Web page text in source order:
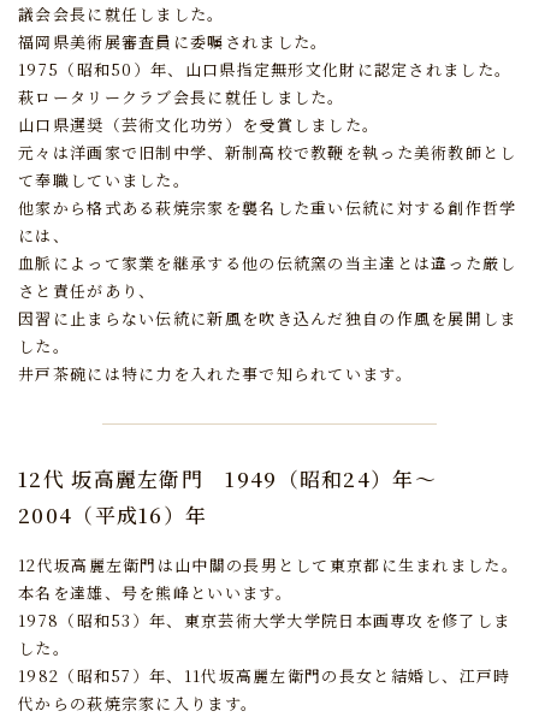
議会会長に就任しました。
福岡県美術展審査員に委嘱されました。
1975（昭和50）年、山口県指定無形文化財に認定されました。
萩ロータリークラブ会長に就任しました。
山口県選奨（芸術文化功労）を受賞しました。
元々は洋画家で旧制中学、新制高校で教鞭を執った美術教師とし
て奉職していました。
他家から格式ある萩焼宗家を襲名した重い伝統に対する創作哲学
には、
血脈によって家業を継承する他の伝統窯の当主達とは違った厳し
さと責任があり、
因習に止まらない伝統に新風を吹き込んだ独自の作風を展開しま
した。
井戸茶碗には特に力を入れた事で知られています。
12代 坂高麗左衛門1949（昭和24）年～
2004（平成16）年
12代坂高麗左衛門は山中關の長男として東京都に生まれました。
本名を達雄、号を熊峰といいます。
1978（昭和53）年、東京芸術大学大学院日本画専攻を修了しま
した。
1982（昭和57）年、11代坂高麗左衛門の長女と結婚し、江戸時
代からの萩焼宗家に入ります。